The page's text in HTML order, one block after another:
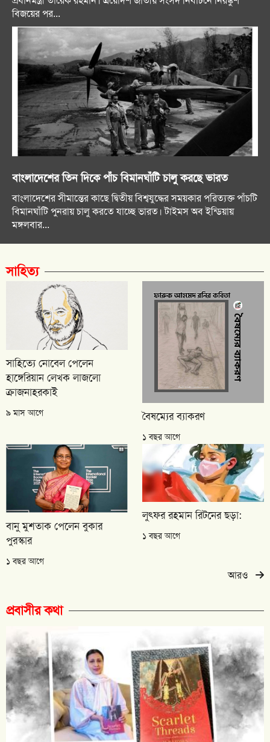
বিজয়ের পর...
বাংলাদেশের তিন দিকে পাঁচ বিমানঘাঁটি চালু করছে ভারত
বাংলাদেশের সীমান্তের কাছে দ্বিতীয় বিশ্বযুদ্ধের সময়কার পরিত্যক্ত পাঁচটি
বিমানঘাঁটি পুনরায় চালু করতে যাচ্ছে ভারত। টাইমস অব ইন্ডিয়ায়
মঙ্গলবার...
সাহিত্য
সাহিত্যে নোবেল পেলেন
হাঙ্গেরিয়ান লেখক লাজলো
ক্রাজনাহরকাই
৯ মাস আগে বৈষম্যের ব্যাকরণ
১ বছর আগে
বানু মুশতাক পেলেন বুকার
পুরস্কার
১ বছর আগে
লুৎফর রহমান রিটনের ছড়া:
১ বছর আগে
আরও
প্রবাসীর কথা